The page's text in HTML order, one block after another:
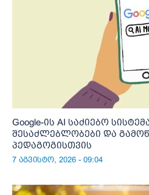
Google-ის AI საძიებო
შესაძლებლობები და
პედაგოგისთვის
7 აგვისტო, 2026 - 09:04